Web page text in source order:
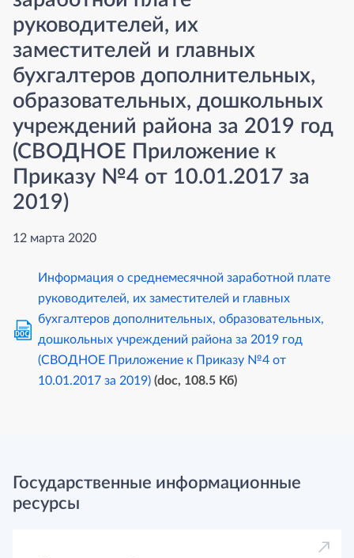
руководителей, их
заместителей и главных
бухгалтеров дополнительных,
образовательных, дошкольных
учреждений района за 2019 год
(СВОДНОЕ Приложение к
Приказу №4 от 10.01.2017 за
2019)
12 марта 2020
DOC
Информация о среднемесячной заработной плате
руководителей, их заместителей и главных
бухгалтеров дополнительных, образовательных,
дошкольных учреждений района за 2019 год
(СВОДНОЕ Приложение к Приказу №4 от
10.01.2017 за 2019) (doc, 108.5 Кб)
Государственные информационные
ресурсы